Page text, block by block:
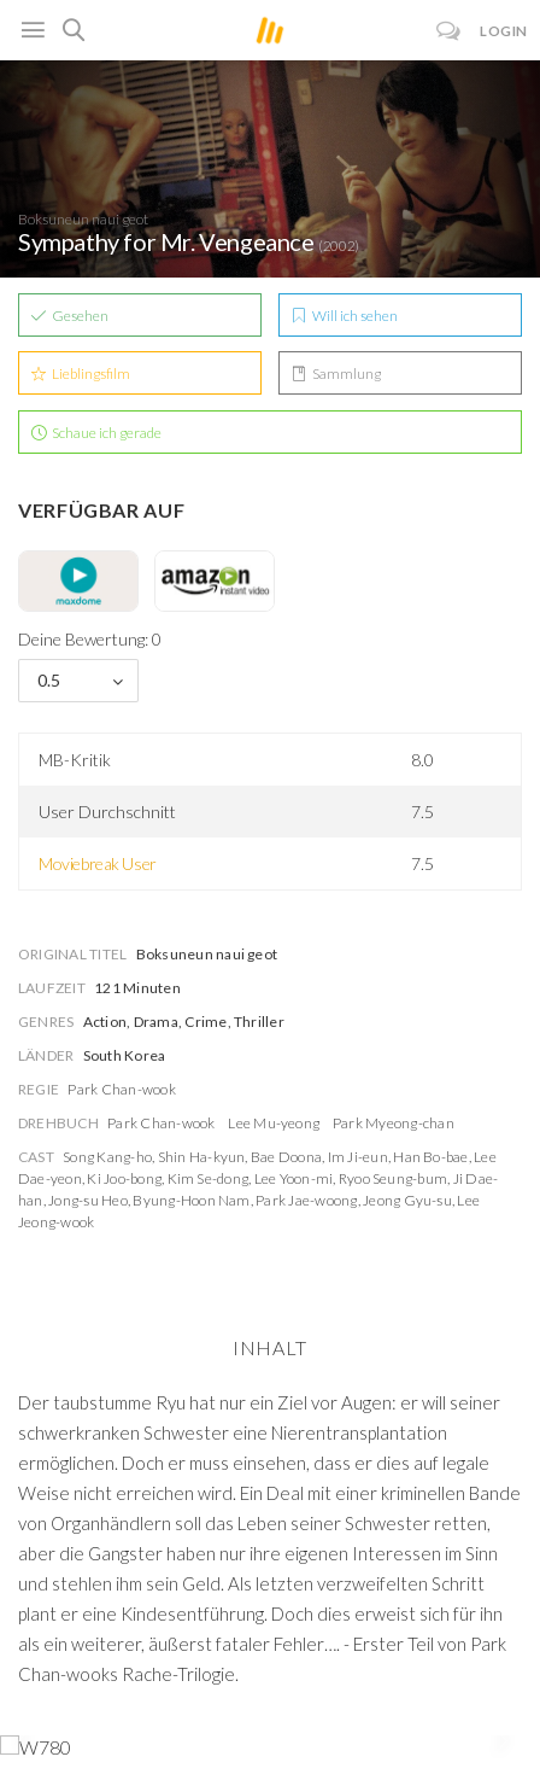
LOGIN
Boksuneun naui geot
Sympathy for Mr. Vengeance(2002)
Gesehen Will ich sehen
Lieblingsfilm Sammlung
Schaue ich gerade
VERFÜGBAR AUF
Deine Bewertung: 0
0.5
MB-Kritik 8.0
User Durchschnitt 7.5
Moviebreak User 7.5
ORIGINAL TITEL Boksuneun naui geot
LAUFZEIT 121 Minuten
GENRES Action, Drama, Crime, Thriller
LÄNDER South Korea
REGIE Park Chan-wook
DREHBUCH Park Chan-wook Lee Mu-yeong
Park Myeong-chan
CAST Song Kang-ho, Shin Ha-kyun, Bae Doona, Im Ji-eun, Han Bo-bae, Lee
Dae-yeon, Ki Joo-bong, Kim Se-dong, Lee Yoon-mi, Ryoo Seung-bum, Ji Dae-
han,Jong-su Heo, Byung-Hoon Nam, Park Jae-woong,Jeong Gyu-su, Lee
Jeong-wook
INHALT
Der taubstumme Ryu hat nur ein Ziel vor Augen: er will seiner
schwerkranken Schwester eine Nierentransplantation
ermöglichen. Doch er muss einsehen, dass er dies auf legale
Weise nicht erreichen wird. Ein Deal mit einer kriminellen Bande
von Organhändlern soll das Leben seiner Schwester retten,
aber die Gangster haben nur ihre eigenen Interessen im Sinn
und stehlen ihm sein Geld. Als letzten verzweifelten Schritt
plant er eine Kindesentführung. Doch dies erweist sich für ihn
als ein weiterer, äußerst fataler Fehler…. - Erster Teil von Park
Chan-wooks Rache-Trilogie.